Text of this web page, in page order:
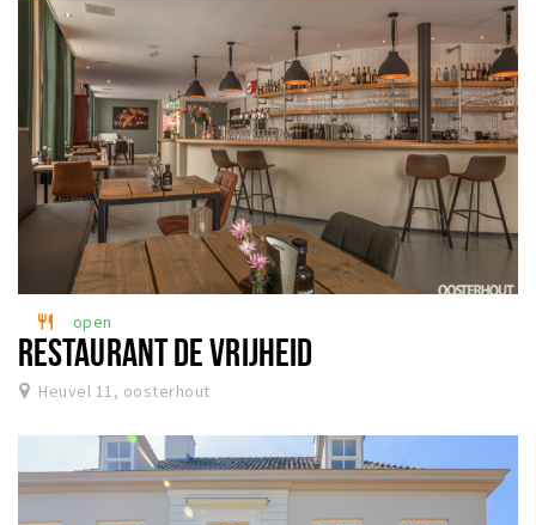
restaurant open
RESTAURANT DE VRIJHEID
Heuvel 11, oosterhout